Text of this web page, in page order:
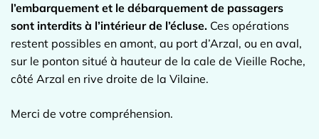
l’embarquement et le débarquement de passagers
sont interdits à l’intérieur de l’écluse. Ces opérations
restent possibles en amont, au port d’Arzal, ou en aval,
sur le ponton situé à hauteur de la cale de Vieille Roche,
côté Arzal en rive droite de la Vilaine.
Merci de votre compréhension.